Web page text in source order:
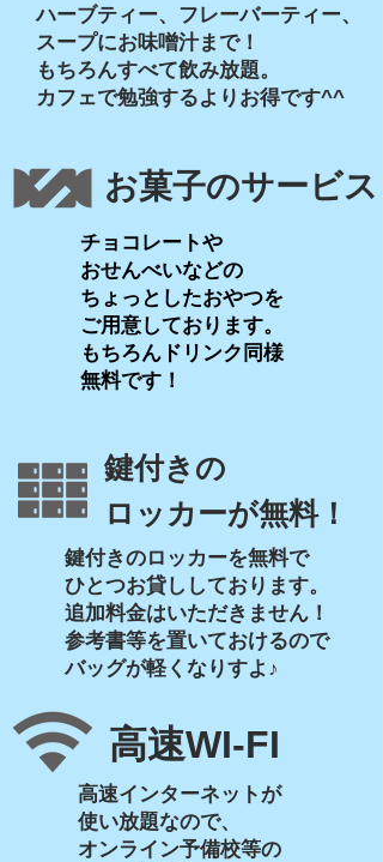
ハーブティー、フレーバーティー、
スープにお味噌汁まで！
もちろんすべて飲み放題。
カフェで勉強するよりお得です^^
チョコレートや
おせんべいなどの
ちょっとしたおやつを
ご用意しております​。
もちろんドリンク同様
​無料です！
お菓子のサービス
​鍵付きのロッカーを無料で
​ひとつお貸ししております。
追加料金はいただきません！
参考書等を置いておけるので
​バッグが軽くなりすよ♪
​鍵付きの
ロッカーが無料！
​高速WI-FI
高速インターネットが
使い放題なので、
オンライン予備校等の